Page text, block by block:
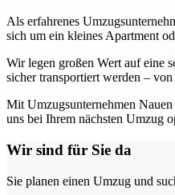
Als erfahrenes
sich um ein kleines Apartment
Wir legen großen Wert auf eine
sicher transportiert werden –
Mit Umzugsunternehmen
uns bei Ihrem nächsten Umzug
Wir sind für Sie da
Sie planen einen Umzug und